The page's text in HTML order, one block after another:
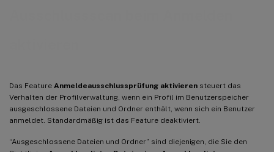
Das Feature Anmeldeausschlussprüfung aktivieren steuert das
Verhalten der Profilverwaltung, wenn ein Profil im Benutzerspeicher
ausgeschlossene Dateien und Ordner enthält, wenn sich ein Benutzer
anmeldet. Standardmäßig ist das Feature deaktiviert.
“Ausgeschlossene Dateien und Ordner” sind diejenigen, die Sie den